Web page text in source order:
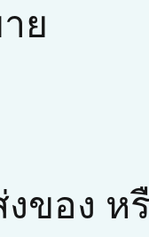
ย
ของ ห